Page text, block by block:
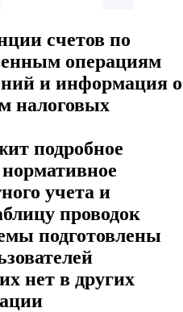
счетов по
операциям
и информация о
налоговых
подробное
учета и
проводок
подготовлены
нет в других